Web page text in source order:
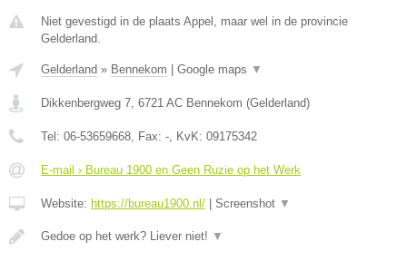
Niet gevestigd in de plaats Appel, maar wel in de provincie
Gelderland.
Gelderland » Bennekom Google maps ▼
Dikkenbergweg 7 6721 AC Bennekom (Gelderland)
Tel: 06-53659668 , Fax: - , KvK: 09175342
E-mail › Bureau 1900 en Geen Ruzie op het Werk
Website: https://bureau1900.nl/ Screenshot ▼
Gedoe op het werk? Liever niet! ▼